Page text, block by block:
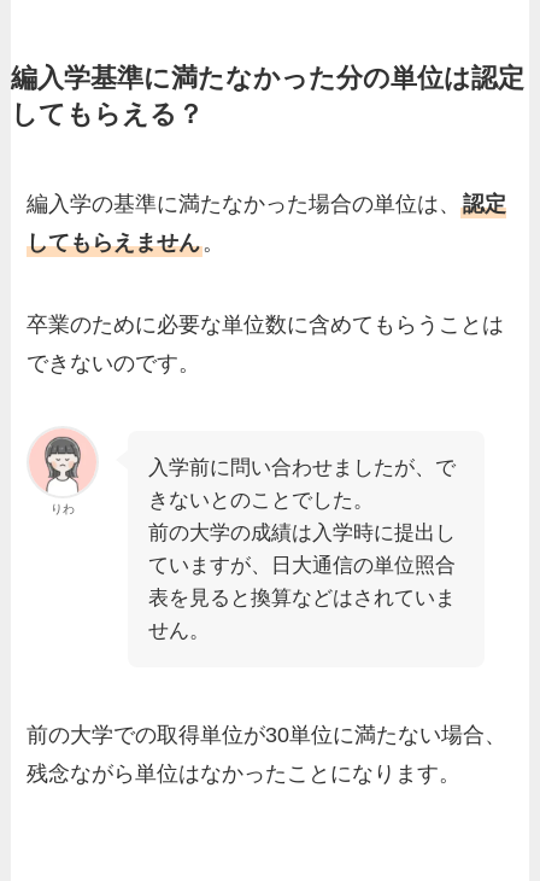
編入学基準に満たなかった分の単位は認定
してもらえる？
編入学の基準に満たなかった場合の単位は、認定
してもらえません。
卒業のために必要な単位数に含めてもらうことは
できないのです。
りわ
入学前に問い合わせましたが、で
きないとのことでした。
前の大学の成績は入学時に提出し
ていますが、日大通信の単位照合
表を見ると換算などはされていま
せん。
前の大学での取得単位が30単位に満たない場合、
残念ながら単位はなかったことになります。